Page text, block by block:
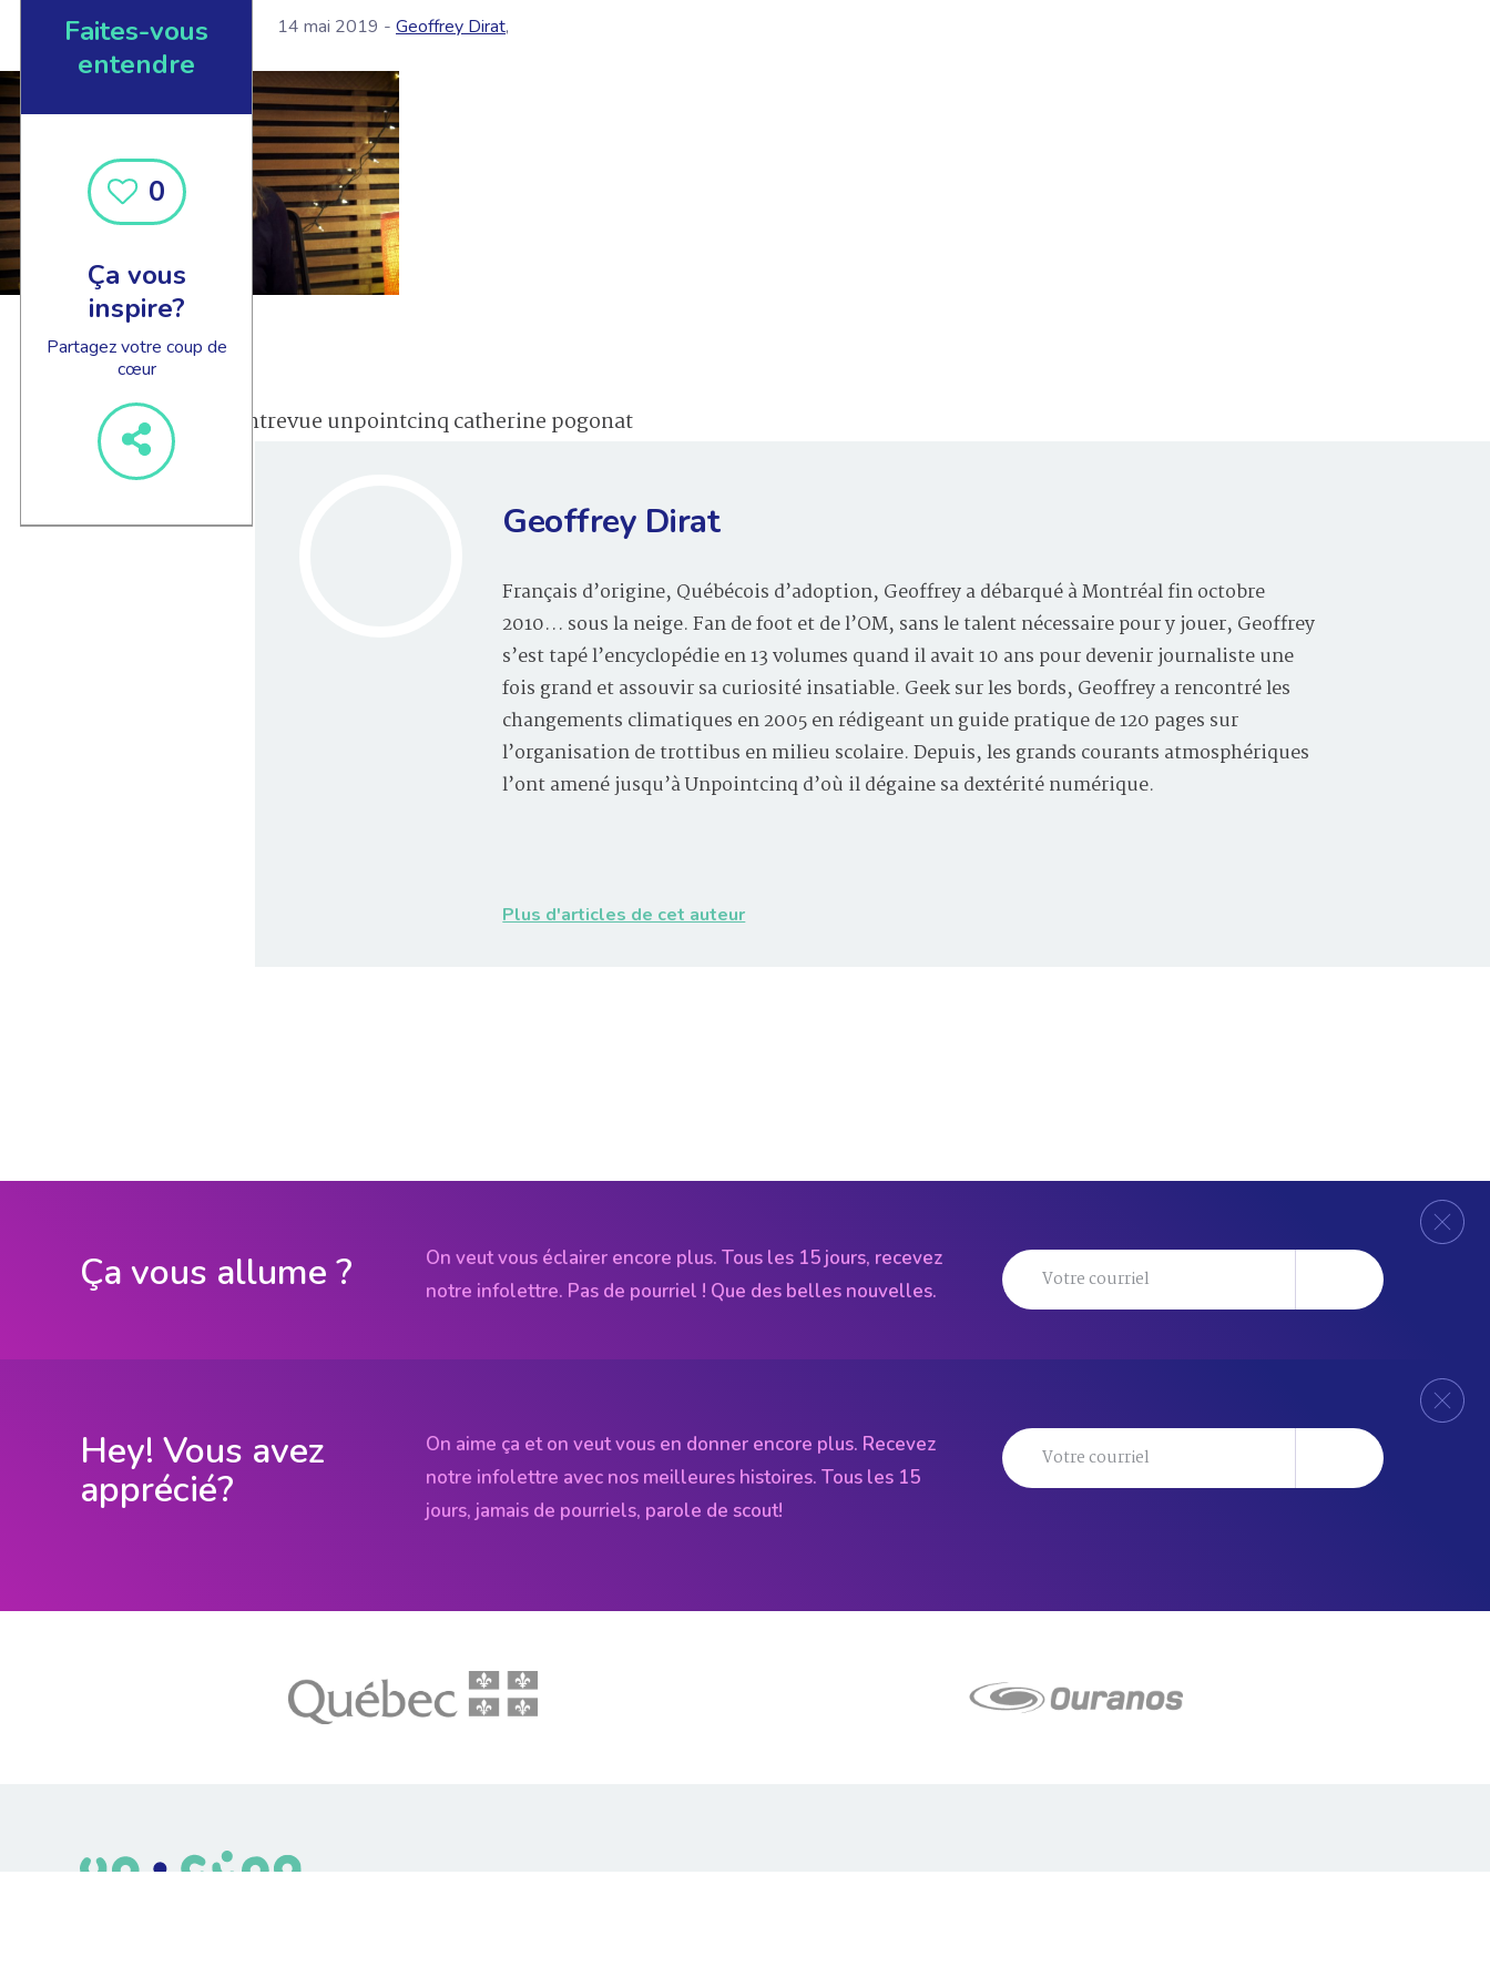
Faites-vous
entendre
0
Ça vous
inspire?
Partagez votre coup de
cœur
14 mai 2019 - Geoffrey Dirat,
entrevue unpointcinq catherine pogonat
Geoffrey Dirat
Français d’origine, Québécois d’adoption, Geoffrey a débarqué à Montréal fin octobre
2010… sous la neige. Fan de foot et de l’OM, sans le talent nécessaire pour y jouer, Geoffrey
s’est tapé l’encyclopédie en 13 volumes quand il avait 10 ans pour devenir journaliste une
fois grand et assouvir sa curiosité insatiable. Geek sur les bords, Geoffrey a rencontré les
changements climatiques en 2005 en rédigeant un guide pratique de 120 pages sur
l’organisation de trottibus en milieu scolaire. Depuis, les grands courants atmosphériques
l’ont amené jusqu’à Unpointcinq d’où il dégaine sa dextérité numérique.
Plus d'articles de cet auteur
Ça vous allume ?
On veut vous éclairer encore plus. Tous les 15 jours, recevez
notre infolettre. Pas de pourriel ! Que des belles nouvelles.
Hey! Vous avez
apprécié?
On aime ça et on veut vous en donner encore plus. Recevez
notre infolettre avec nos meilleures histoires. Tous les 15
jours, jamais de pourriels, parole de scout!